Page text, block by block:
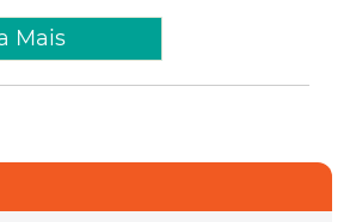
Mais